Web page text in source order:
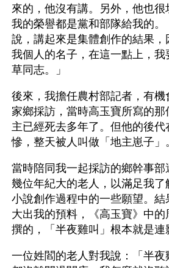
來的，他沒有講。另外，他也
我的榮譽都是黨和部隊給我的
說，講起來是集體創作的結果，
我個人的名子，在這一點上，
草同志。」
後來，我擔任農村部記者，有機
家鄉採訪，當時高玉寶所寫的
主已經死去多年了。但他的後
慘，整天被人叫做「地主崽子」
當時陪同我一起採訪的鄉幹事部
幾位年紀大的老人，以滿足我了
小說創作過程中的一些願望。結
大出我的預料，《高玉寶》中
撰的，「半夜雞叫」根本就是連
一位姓閻的老人對我說：「半